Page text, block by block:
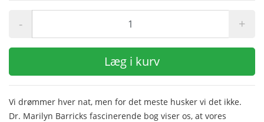
- +
Læg i kurv
Vi drømmer hver nat, men for det meste husker vi det ikke.
Dr. Marilyn Barricks fascinerende bog viser os, at vores